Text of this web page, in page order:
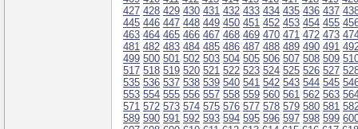
427 428 429 430 431 432 433 434 435 436 437
445 446 447 448 449 450 451 452 453 454 455
463 464 465 466 467 468 469 470 471 472 473
481 482 483 484 485 486 487 488 489 490 491
499 500 501 502 503 504 505 506 507 508 509
517 518 519 520 521 522 523 524 525 526 527
535 536 537 538 539 540 541 542 543 544 545
553 554 555 556 557 558 559 560 561 562 563
571 572 573 574 575 576 577 578 579 580 581
589 590 591 592 593 594 595 596 597 598 599